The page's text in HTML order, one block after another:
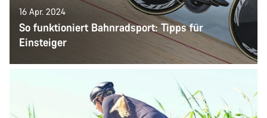
16 Apr. 2024
So funktioniert Bahnradsport: Tipps für
Einsteiger